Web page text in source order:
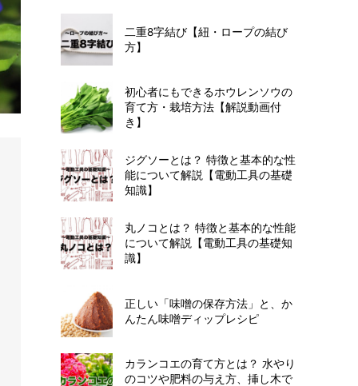
二重8字結び【紐・ロープの結び
方】
初心者にもできるホウレンソウの
育て方・栽培方法【解説動画付
き】
ジグソーとは？ 特徴と基本的な性
能について解説【電動工具の基礎
知識】
丸ノコとは？ 特徴と基本的な性能
について解説【電動工具の基礎知
識】
正しい「味噌の保存方法」と、か
んたん味噌ディップレシピ
カランコエの育て方とは？ 水やり
のコツや肥料の与え方、挿し木で